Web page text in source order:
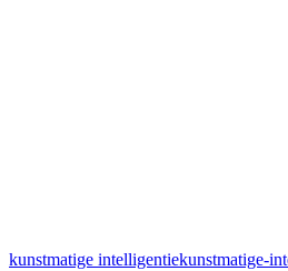
kunstmatige intelligentiekunstmatige-